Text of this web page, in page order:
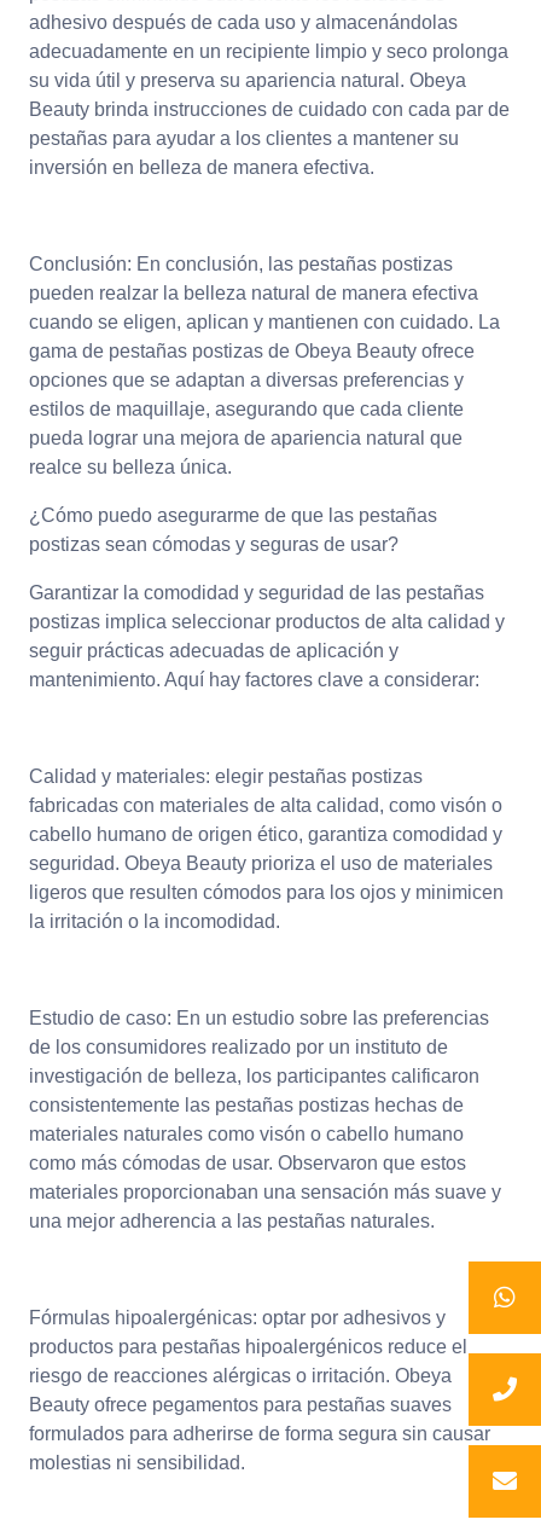
adhesivo después de cada uso y almacenándolas
adecuadamente en un recipiente limpio y seco prolonga
su vida útil y preserva su apariencia natural. Obeya
Beauty brinda instrucciones de cuidado con cada par de
pestañas para ayudar a los clientes a mantener su
inversión en belleza de manera efectiva.
Conclusión: En conclusión, las pestañas postizas
pueden realzar la belleza natural de manera efectiva
cuando se eligen, aplican y mantienen con cuidado. La
gama de pestañas postizas de Obeya Beauty ofrece
opciones que se adaptan a diversas preferencias y
estilos de maquillaje, asegurando que cada cliente
pueda lograr una mejora de apariencia natural que
realce su belleza única.
¿Cómo puedo asegurarme de que las pestañas
postizas sean cómodas y seguras de usar?
Garantizar la comodidad y seguridad de las pestañas
postizas implica seleccionar productos de alta calidad y
seguir prácticas adecuadas de aplicación y
mantenimiento. Aquí hay factores clave a considerar:
Calidad y materiales: elegir pestañas postizas
fabricadas con materiales de alta calidad, como visón o
cabello humano de origen ético, garantiza comodidad y
seguridad. Obeya Beauty prioriza el uso de materiales
ligeros que resulten cómodos para los ojos y minimicen
la irritación o la incomodidad.
Estudio de caso: En un estudio sobre las preferencias
de los consumidores realizado por un instituto de
investigación de belleza, los participantes calificaron
consistentemente las pestañas postizas hechas de
materiales naturales como visón o cabello humano
como más cómodas de usar. Observaron que estos
materiales proporcionaban una sensación más suave y
una mejor adherencia a las pestañas naturales.
Fórmulas hipoalergénicas: optar por adhesivos y
productos para pestañas hipoalergénicos reduce el
riesgo de reacciones alérgicas o irritación. Obeya
Beauty ofrece pegamentos para pestañas suaves
formulados para adherirse de forma segura sin causar
molestias ni sensibilidad.